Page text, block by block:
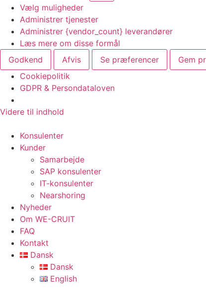
Vælg muligheder
Administrer tjenester
Administrer {vendor_count} leverandører
Læs mere om disse formål
Godkend
Afvis Se præferencer Gem
Cookiepolitik
GDPR & Persondataloven
Videre til indhold
Konsulenter
Kunder
Samarbejde
SAP konsulenter
IT-konsulenter
Nearshoring
Nyheder
Om WE-CRUIT
FAQ
Kontakt
Dansk
Dansk
English